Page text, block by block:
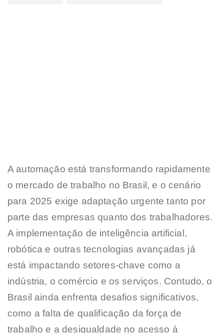
A automação está transformando rapidamente
o mercado de trabalho no Brasil, e o cenário
para 2025 exige adaptação urgente tanto por
parte das empresas quanto dos trabalhadores.
A implementação de inteligência artificial,
robótica e outras tecnologias avançadas já
está impactando setores-chave como a
indústria, o comércio e os serviços. Contudo, o
Brasil ainda enfrenta desafios significativos,
como a falta de qualificação da força de
trabalho e a desigualdade no acesso à